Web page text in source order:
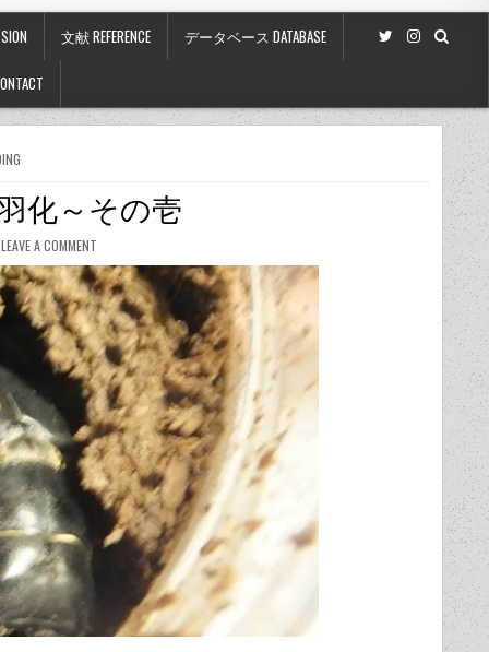
文献 REFERENCE データベース DATABASE
化～その壱
LEAVE A COMMENT